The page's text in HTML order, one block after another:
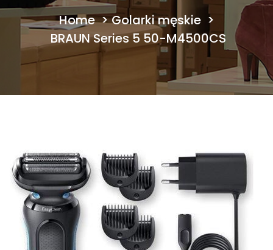
Home>Golarki męskie >
BRAUN Series 5 50-M4500CS